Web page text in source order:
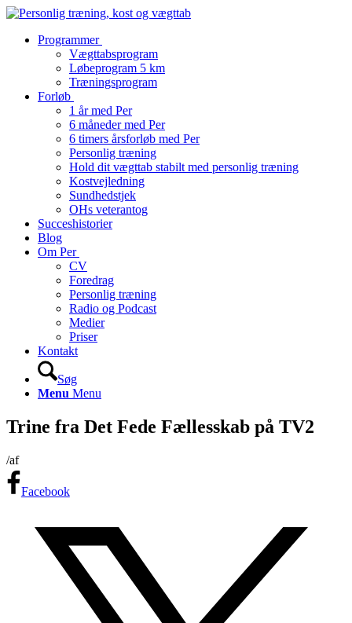
Programmer
Vægttabsprogram
Løbeprogram 5 km
Træningsprogram
Forløb
1 år med Per
6 måneder med Per
6 timers årsforløb med Per
Personlig træning
Hold dit vægttab stabilt med personlig træning
Kostvejledning
Sundhedstjek
OHs veterantog
Succeshistorier
Blog
Om Per
CV
Foredrag
Personlig træning
Radio og Podcast
Medier
Priser
Kontakt
Søg
Menu Menu
Trine fra Det Fede Fællesskab på TV2
/af
Facebook